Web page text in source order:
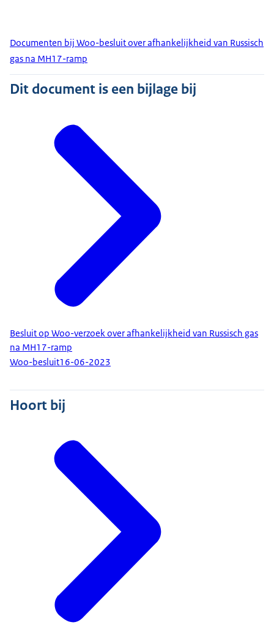
Documenten bij Woo-besluit over afhankelijkheid van Russisch
gas na MH17-ramp
Dit document is een bijlage bij
Besluit op Woo-verzoek over afhankelijkheid van Russisch gas
na MH17-ramp
Woo-besluit16-06-2023
Hoort bij